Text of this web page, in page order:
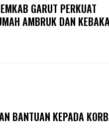
GARUT PERKUAT
AMBRUK DAN
BANTUAN KEPADA